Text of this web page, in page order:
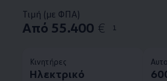
Τιμή (με ΦΠΑ)
Από 55.400 € 1
Κινητήρες
Ηλεκτρικό